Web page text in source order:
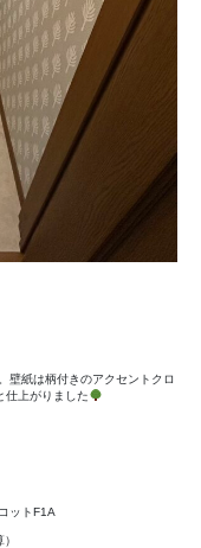
壁紙は柄付きのアクセントクロ
仕上がりました
ットF1A